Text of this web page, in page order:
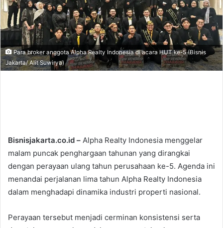
m
a
i
l
Para broker anggota Alpha Realty Indonesia di acara HUT ke-5 (Bisnis
Jakarta/ Alit Suwirya)
Bisnisjakarta.co.id – Alpha Realty Indonesia menggelar
malam puncak penghargaan tahunan yang dirangkai
dengan perayaan ulang tahun perusahaan ke-5. Agenda ini
menandai perjalanan lima tahun Alpha Realty Indonesia
dalam menghadapi dinamika industri properti nasional.
Perayaan tersebut menjadi cerminan konsistensi serta